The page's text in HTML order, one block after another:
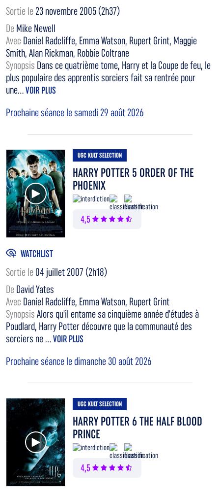
Sortie le 23 novembre 2005 (2h37)
De Mike Newell
Avec Daniel Radcliffe, Emma Watson, Rupert Grint, Maggie
Smith, Alan Rickman, Robbie Coltrane
Synopsis Dans ce quatrième tome, Harry et la Coupe de feu, le
plus populaire des apprentis sorciers fait sa rentrée pour
une...VOIR PLUS
Prochaine séance le samedi 29 août 2026
Voir la bande annonce
UGC KULT SELECTION
HARRY POTTER 5 ORDER OF THE
PHOENIX
4,5
WATCHLIST
Sortie le 04 juillet 2007 (2h18)
De David Yates
Avec Daniel Radcliffe, Emma Watson, Rupert Grint
Synopsis Alors qu'il entame sa cinquième année d'études à
Poudlard, Harry Potter découvre que la communauté des
sorciers ne ...VOIR PLUS
Prochaine séance le dimanche 30 août 2026
Voir la bande annonce
UGC KULT SELECTION
HARRY POTTER 6 THE HALF BLOOD
PRINCE
4,5